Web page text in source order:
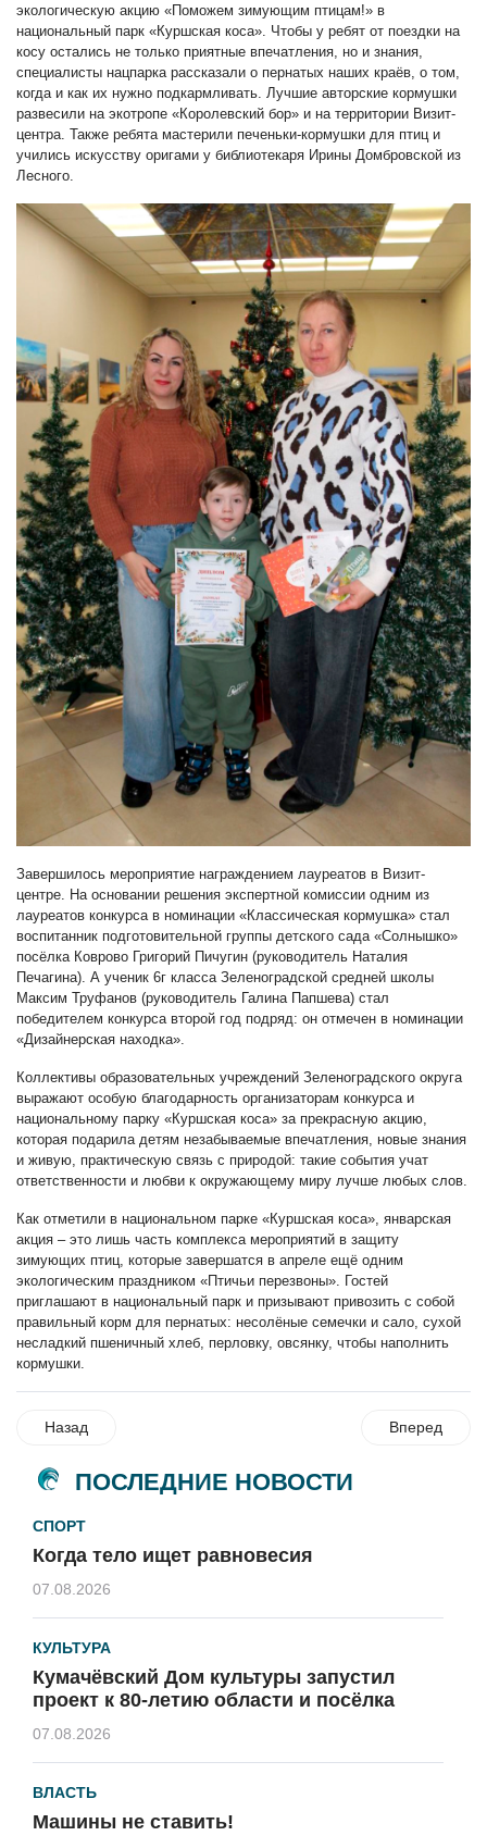
экологическую акцию «Поможем зимующим птицам!» в
национальный парк «Куршская коса». Чтобы у ребят от поездки на
косу остались не только приятные впечатления, но и знания,
специалисты нацпарка рассказали о пернатых наших краёв, о том,
когда и как их нужно подкармливать. Лучшие авторские кормушки
развесили на экотропе «Королевский бор» и на территории Визит-
центра. Также ребята мастерили печеньки-кормушки для птиц и
учились искусству оригами у библиотекаря Ирины Домбровской из
Лесного.
Завершилось мероприятие награждением лауреатов в Визит-
центре. На основании решения экспертной комиссии одним из
лауреатов конкурса в номинации «Классическая кормушка» стал
воспитанник подготовительной группы детского сада «Солнышко»
посёлка Коврово Григорий Пичугин (руководитель Наталия
Печагина). А ученик 6г класса Зеленоградской средней школы
Максим Труфанов (руководитель Галина Папшева) стал
победителем конкурса второй год подряд: он отмечен в номинации
«Дизайнерская находка».
Коллективы образовательных учреждений Зеленоградского округа
выражают особую благодарность организаторам конкурса и
национальному парку «Куршская коса» за прекрасную акцию,
которая подарила детям незабываемые впечатления, новые знания
и живую, практическую связь с природой: такие события учат
ответственности и любви к окружающему миру лучше любых слов.
Как отметили в национальном парке «Куршская коса», январская
акция – это лишь часть комплекса мероприятий в защиту
зимующих птиц, которые завершатся в апреле ещё одним
экологическим праздником «Птичьи перезвоны». Гостей
приглашают в национальный парк и призывают привозить с собой
правильный корм для пернатых: несолёные семечки и сало, сухой
несладкий пшеничный хлеб, перловку, овсянку, чтобы наполнить
кормушки.
Назад Вперед
ПОСЛЕДНИЕ НОВОСТИ
СПОРТ
Когда тело ищет равновесия
07.08.2026
КУЛЬТУРА
Кумачёвский Дом культуры запустил
проект к 80-летию области и посёлка
07.08.2026
ВЛАСТЬ
Машины не ставить!